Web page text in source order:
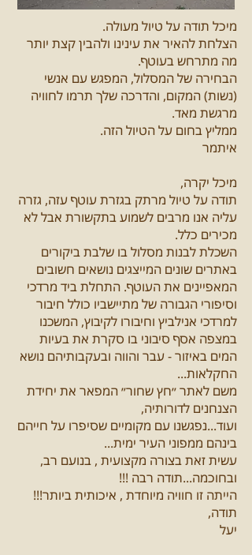
מיכל תודה על טיול מעולה.
הצלחת להאיר את עינינו ולהבין קצת יותר
מה מתרחש בעוטף.
הבחירה של המסלול, המפגש עם אנשי
(נשות) המקום, והדרכה שלך תרמו לחוויה
מרגשת מאד.
ממליץ בחום על הטיול הזה.
איתמר
מיכל יקרה,
תודה על טיול מרתק בגזרת עוטף עזה, גזרה
עליה אנו מרבים לשמוע בתקשורת אבל לא
מכירים כלל.
השכלת לבנות מסלול בו שלבת ביקורים
באתרים שונים המייצגים נושאים חשובים
המאפיינים את העוטף. התחלת ביד מרדכי
וסיפורי הגבורה של מתיישביו כולל חיבור
למרדכי אנילביץ וחיבורו לקיבוץ, המשכנו
במצפה אסף סיבוני בו סקרת את בעיות
המים באיזור - עבר והווה ובעקבותיהם נושא
החקלאות...
משם לאתר ״חץ שחור״ המפאר את יחידת
הצנחנים לדורותיה,
ועוד...נפגשנו עם מקומיים שסיפרו על חייהם
בינהם ממפוני העיר ימית...
עשית זאת בצורה מקצועית , בנועם רב,
ובחוכמה...תודה רבה !!!
הייתה זו חוויה מיוחדת , איכותית ביותר!!!
תודה,
יעל